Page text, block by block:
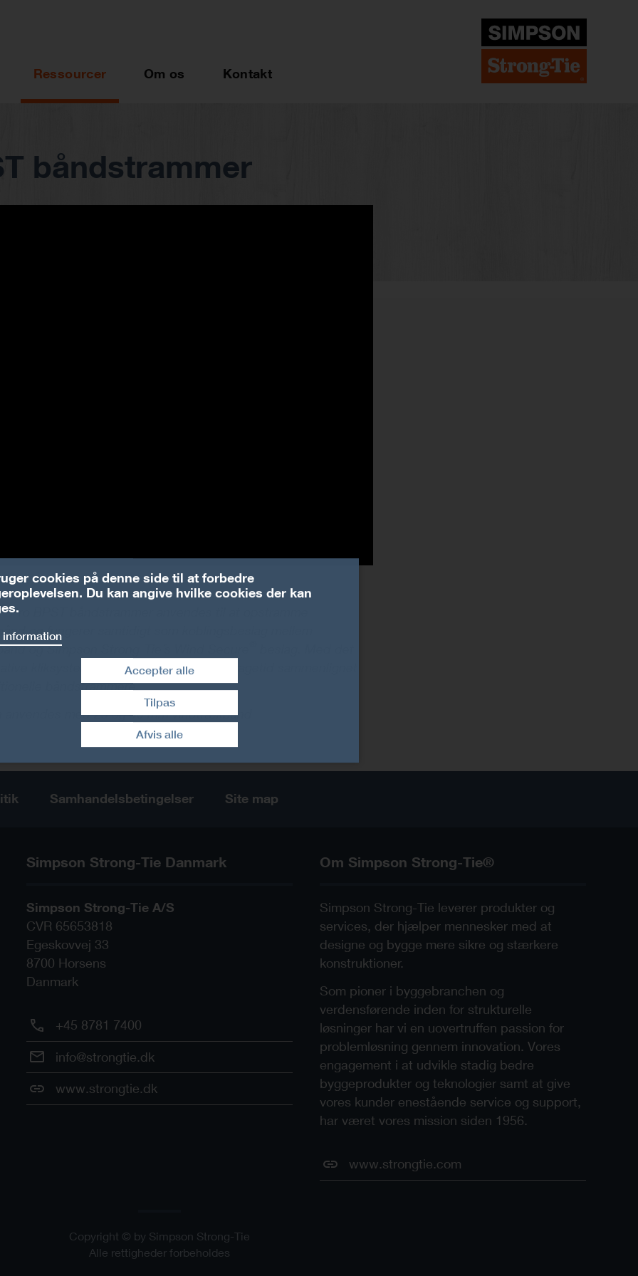
Ressourcer Om os Kontakt
båndstrammer
®Pro BPST båndstrammer anvendes til at opstramme
og fungerer samtidigt som koblingsbeslag mellem
og Simpson Strong-Tie´s Wind Secure
kliksystem spares nemt meget montagetid sammenlignet
båndstrammere.
anvendes med 25 og 40 mm vindtrækbånd
Samhandelsbetingelser Site map
Om Simpson Strong-Tie®
Simpson Strong-Tie leverer produkter og
services, der hjælper mennesker med at
designe og bygge mere sikre og stærkere
konstruktioner.
Som pioner i byggebranchen og
verdensførende inden for strukturelle
løsninger har vi en uovertruffen passion for
problemløsning gennem innovation. Vores
engagement i at udvikle stadig bedre
byggeprodukter og teknologier samt at give
vores kunder enestående service og support,
har været vores mission siden 1956.
www.strongtie.com
Simpson Strong-Tie Danmark
Simpson Strong-Tie A/S
CVR 65653818
Egeskovvej 33
8700 Horsens
Danmark
+45 8781 7400
info@strongtie.dk
www.strongtie.dk
Copyright © by Simpson Strong-Tie
Alle rettigheder forbeholdes
cookies på denne side til at forbedre
Du kan angive hvilke cookies der kan
information
Afvis alle
Accepter alle
Træk samtykke tilbage
Tilpas